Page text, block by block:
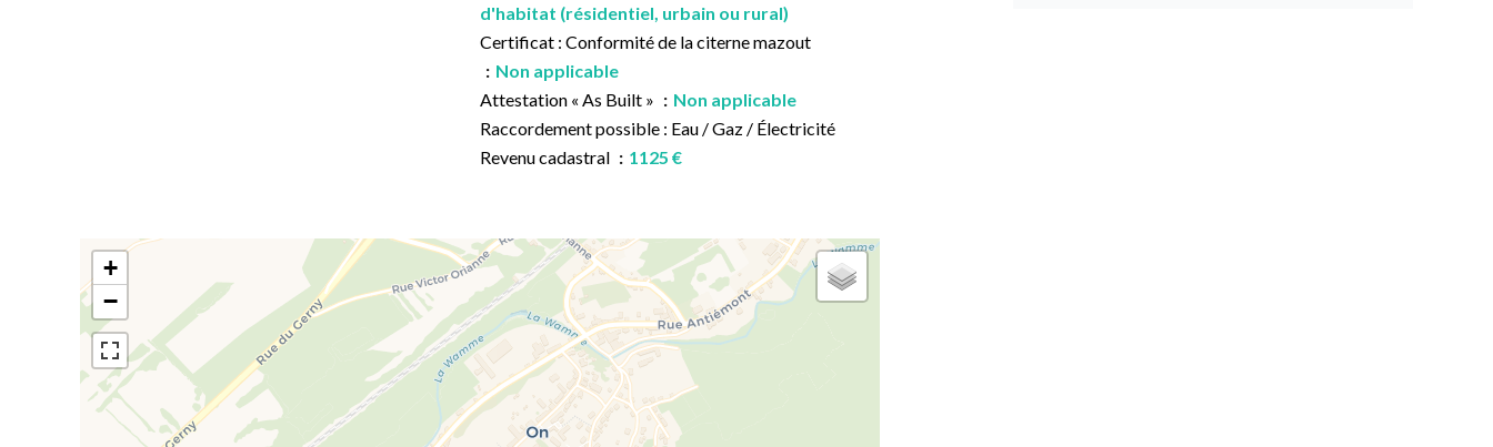
d'habitat (résidentiel, urbain ou rural)
Certificat : Conformité de la citerne mazout
Non applicable
Attestation « As Built »
Non applicable
Raccordement possible : Eau / Gaz / Électricité
Revenu cadastral
1125 €
+
−